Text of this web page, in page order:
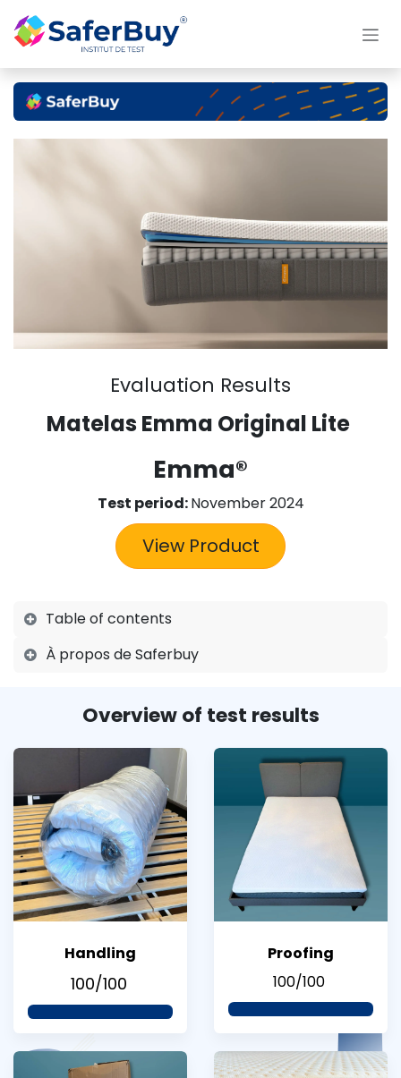
Evaluation Results
Matelas Emma Original Lite
Emma®
Test period:November 2024
View Product
Table of contents
À propos de Saferbuy
Overview of test results
Handling
100/100
Proofing
100/100